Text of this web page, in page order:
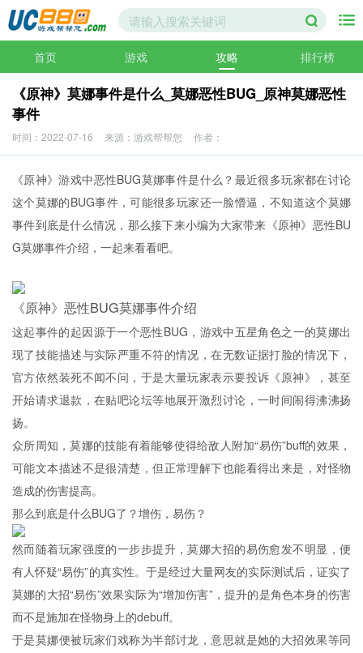
首页 游戏 攻略 排行榜
《原神》莫娜事件是什么_莫娜恶性BUG_原神莫娜恶性
事件
时间：2022-07-16 来源：游戏帮帮您 作者：
《原神》游戏中恶性BUG莫娜事件是什么？最近很多玩家都在讨论
这个莫娜的BUG事件，可能很多玩家还一脸懵逼，不知道这个莫娜
事件到底是什么情况，那么接下来小编为大家带来《原神》恶性BU
G莫娜事件介绍，一起来看看吧。
《原神》恶性BUG莫娜事件介绍
这起事件的起因源于一个恶性BUG，游戏中五星角色之一的莫娜出
现了技能描述与实际严重不符的情况，在无数证据打脸的情况下，
官方依然装死不闻不问，于是大量玩家表示要投诉《原神》，甚至
开始请求退款，在贴吧论坛等地展开激烈讨论，一时间闹得沸沸扬
扬。
众所周知，莫娜的技能有着能够使得给敌人附加“易伤”buff的效果，
可能文本描述不是很清楚，但正常理解下也能看得出来是，对怪物
造成的伤害提高。
那么到底是什么BUG了？增伤，易伤？
然而随着玩家强度的一步步提升，莫娜大招的易伤愈发不明显，便
有人怀疑“易伤”的真实性。于是经过大量网友的实际测试后，证实了
莫娜的大招“易伤”效果实际为“增加伤害”，提升的是角色本身的伤害
而不是施加在怪物身上的debuff。
于是莫娜便被玩家们戏称为半部讨龙，意思就是她的大招效果等同